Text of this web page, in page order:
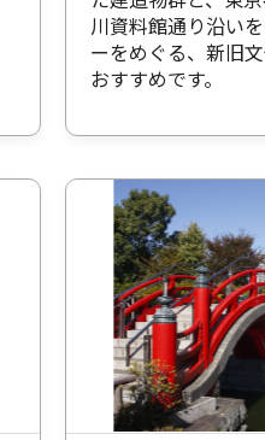
川資料館通り沿い
ーをめぐる、新旧
おすすめです。